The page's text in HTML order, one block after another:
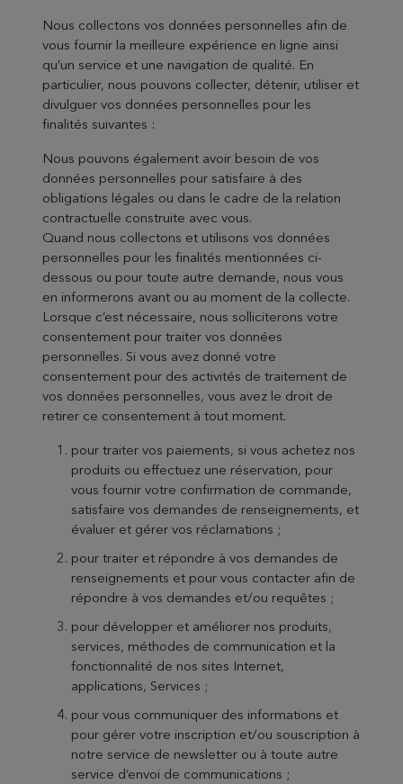
Nous collectons vos données personnelles afin de
vous fournir la meilleure expérience en ligne ainsi
qu’un service et une navigation de qualité. En
particulier, nous pouvons collecter, détenir, utiliser et
divulguer vos données personnelles pour les
finalités suivantes :
Nous pouvons également avoir besoin de vos
données personnelles pour satisfaire à des
obligations légales ou dans le cadre de la relation
contractuelle construite avec vous.
Quand nous collectons et utilisons vos données
personnelles pour les finalités mentionnées ci-
dessous ou pour toute autre demande, nous vous
en informerons avant ou au moment de la collecte.
Lorsque c’est nécessaire, nous solliciterons votre
consentement pour traiter vos données
personnelles. Si vous avez donné votre
consentement pour des activités de traitement de
vos données personnelles, vous avez le droit de
retirer ce consentement à tout moment.
pour traiter vos paiements, si vous achetez nos
produits ou effectuez une réservation, pour
vous fournir votre confirmation de commande,
satisfaire vos demandes de renseignements, et
évaluer et gérer vos réclamations ;
pour traiter et répondre à vos demandes de
renseignements et pour vous contacter afin de
répondre à vos demandes et/ou requêtes ;
pour développer et améliorer nos produits,
services, méthodes de communication et la
fonctionnalité de nos sites Internet,
applications, Services ;
pour vous communiquer des informations et
pour gérer votre inscription et/ou souscription à
notre service de newsletter ou à toute autre
service d’envoi de communications ;